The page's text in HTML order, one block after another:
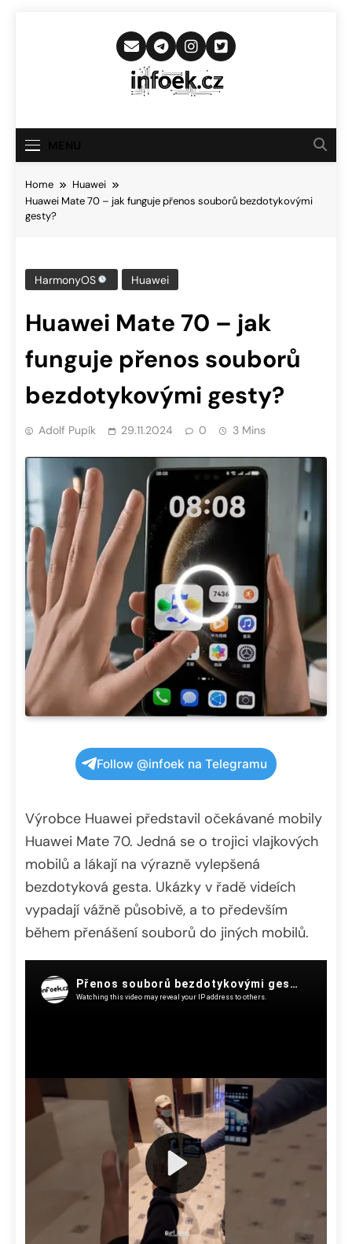
Infoek.cz
Novinkám
Home
Huawei
Huawei Mate 70 – jak funguje přenos souborů bezdotykovými
gesty?
HarmonyOS Huawei
Huawei Mate 70 – jak
funguje přenos souborů
bezdotykovými gesty?
Adolf Pupík 29.11.2024 0 3 Mins
Follow @infoek na Telegramu
Výrobce Huawei představil očekávané mobily
Huawei Mate 70. Jedná se o trojici vlajkových
mobilů a lákají na výrazně vylepšená
bezdotyková gesta. Ukázky v řadě videích
vypadají vážně působivě, a to především
během přenášení souborů do jiných mobilů.